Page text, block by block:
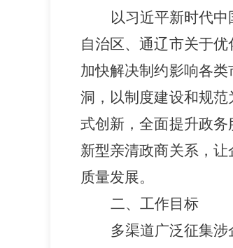
以习近平新时代
自治区、通辽市关于
加快解决制约影响各
洞，以制度建设和规
式创新，全面提升政
新型亲清政商关系，
质量发展。
二、工作目标
多渠道广泛征集